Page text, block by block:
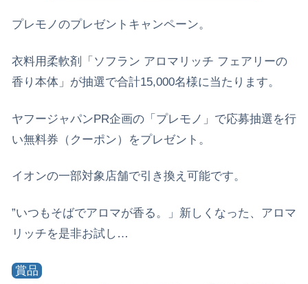
プレモノのプレゼントキャンペーン。
衣料用柔軟剤「ソフラン アロマリッチ フェアリーの
香り本体」が抽選で合計15,000名様に当たります。
ヤフージャパンPR企画の「プレモノ」で応募抽選を行
い無料券（クーポン）をプレゼント。
イオンの一部対象店舗で引き換え可能です。
”いつもそばでアロマが香る。」新しくなった、アロマ
リッチを是非お試し…
賞品